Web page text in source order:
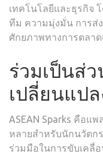
เทคโนโลยีและธุรกิจ
ทีม ความมุ่งมั่น การส่
ศักยภาพทางการตลา
ร่วมเป็นส่
เปลี่ยนแปล
ASEAN Sparks คือแ
หลายสำหรับนักนวัตก
ร่วมมือในการขับเคลื่